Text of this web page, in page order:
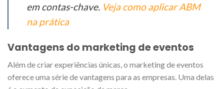
em contas-chave. Veja como aplicar ABM
na prática
Vantagens do marketing de eventos
Além de criar experiências únicas, o marketing de eventos
oferece uma série de vantagens para as empresas. Uma delas